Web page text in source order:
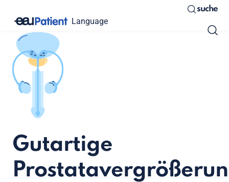
Language
suche
Gutartige